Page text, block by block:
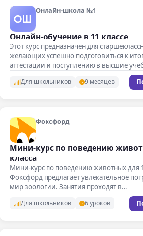
Онлайн-школа №1
Онлайн-обучение в 11 классе
Этот курс предназначен для
желающих успешно подготовиться к
аттестации и поступлению в высшие
Для школьников 9 месяцев
Фоксфорд
Мини-курс по поведению
класса
Мини-курс по поведению животных для
Фоксфорд предлагает увлекательное
мир зоологии. Занятия проходят в…
Для школьников 6 уроков